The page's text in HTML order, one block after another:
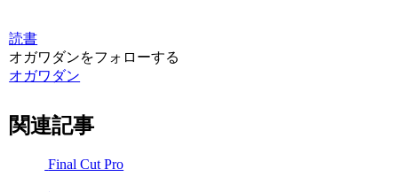
読書
オガワダンをフォローする
オガワダン
関連記事
Final Cut Pro